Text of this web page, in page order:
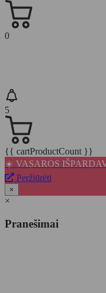
0
5
{{ cartProductCount }}
☀️ VASAROS
Peržiūrėti
×
×
Pranešimai